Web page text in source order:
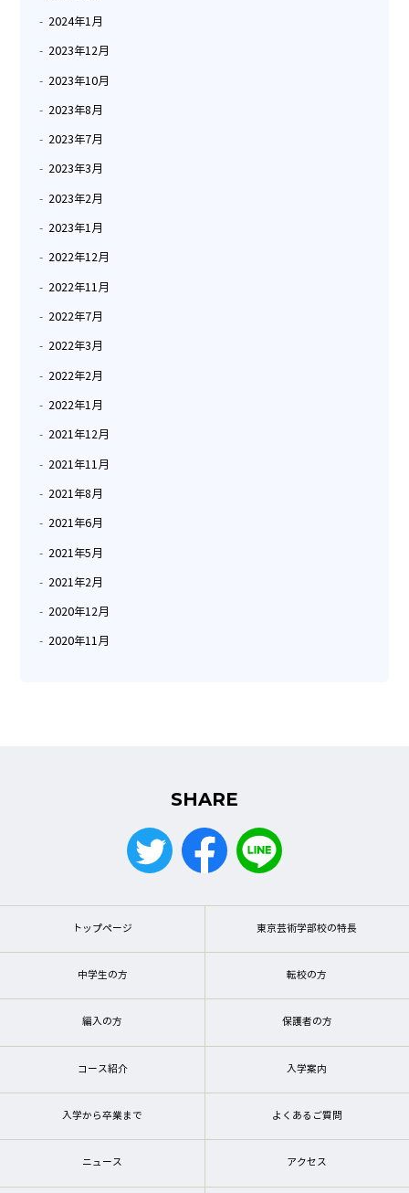
2024年1月
2023年12月
2023年10月
2023年8月
2023年7月
2023年3月
2023年2月
2023年1月
2022年12月
2022年11月
2022年7月
2022年3月
2022年2月
2022年1月
2021年12月
2021年11月
2021年8月
2021年6月
2021年5月
2021年2月
2020年12月
2020年11月
SHARE
トップページ 東京芸術学部校の特長
中学生の方 転校の方
編入の方 保護者の方
コース紹介 入学案内
入学から卒業まで よくあるご質問
ニュース アクセス